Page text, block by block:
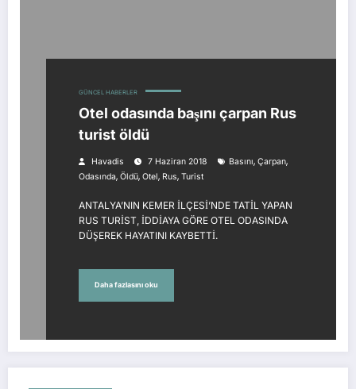
GÜNCEL HABERLER
Otel odasında başını çarpan Rus
turist öldü
Havadis 7 Haziran 2018 Basını, Çarpan,
Odasında, Öldü, Otel, Rus, Turist
ANTALYA’NIN KEMER İLÇESİ’NDE TATİL YAPAN
RUS TURİST, İDDİAYA GÖRE OTEL ODASINDA
DÜŞEREK HAYATINI KAYBETTİ.
Daha fazlasını oku